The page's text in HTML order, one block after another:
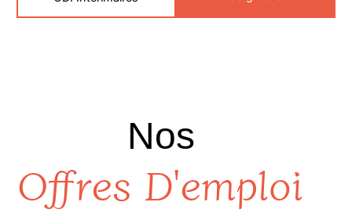
Nos
Offres D'emploi